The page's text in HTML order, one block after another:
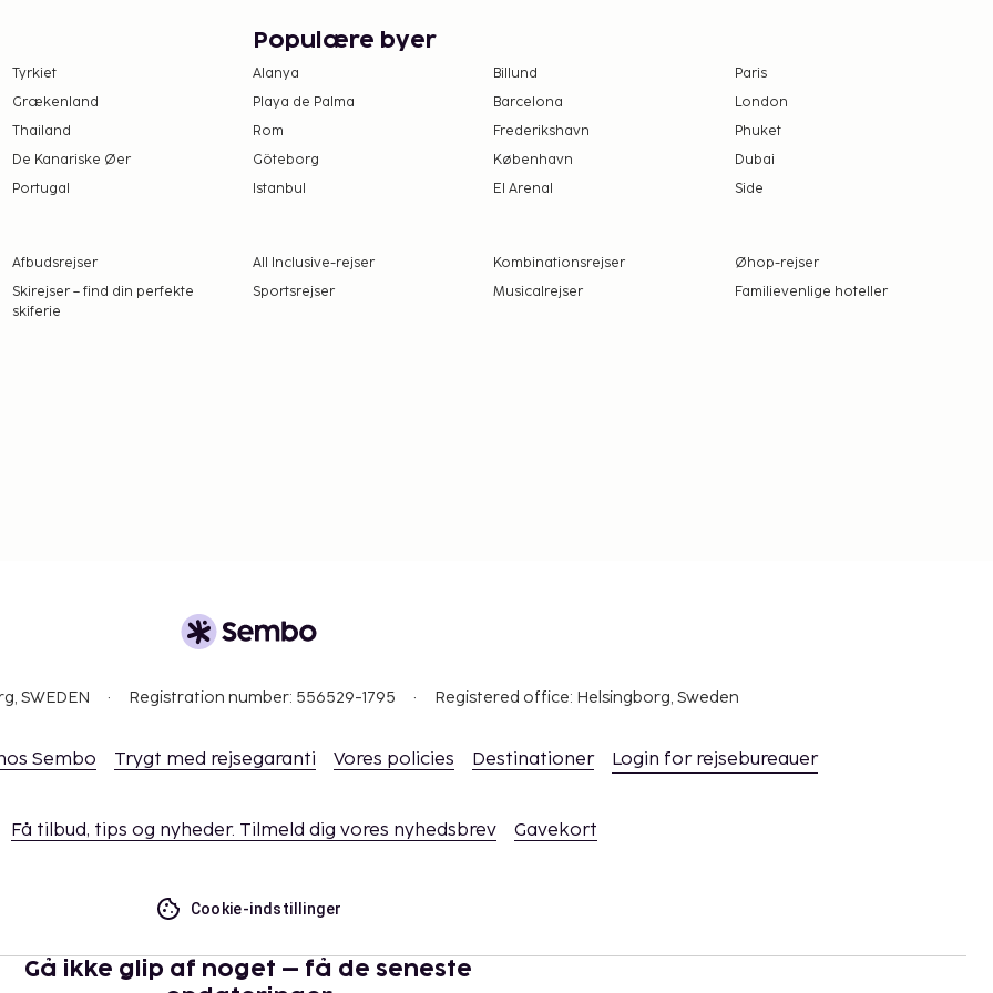
Få stillet sulten
en drink i
café. Dette hotel
mens du bestiller
mod gebyr
Gebyrer
nat, op til 7 nætter.
Tyrkiet
Grækenland
Thailand
De Kanariske Øer
Portugal
Populære byer
Alanya Billund
Paris
Playa de Palma
Barcelona
London
Rom
Frederikshavn
Phuket
Göteborg
København
Dubai
Istanbul
El Arenal Side
Afbudsrejser All Inclusive-rejser Kombinationsrejser
Øhop-rejser
Skirejser – find din perfekte
skiferie
Sportsrejser Musicalrejser Familievenlige hoteller
SWEDEN Registration number: 556529-1795 Registered office: Helsingborg, Sweden
Sembo Trygt med rejsegaranti Vores policies Destinationer Login for rejsebureauer
Få tilbud, tips og nyheder. Tilmeld dig vores nyhedsbrev Gavekort
Cookie-indstillinger
Gå ikke glip af noget – få de seneste